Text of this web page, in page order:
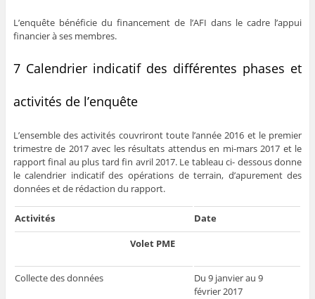
L’enquête bénéficie du financement de l’AFI dans le cadre l’appui
financier à ses membres.
7 Calendrier indicatif des différentes phases et
activités de l’enquête
L’ensemble des activités couvriront toute l’année 2016 et le premier
trimestre de 2017 avec les résultats attendus en mi-mars 2017 et le
rapport final au plus tard fin avril 2017. Le tableau ci- dessous donne
le calendrier indicatif des opérations de terrain, d’apurement des
données et de rédaction du rapport.
Activités
Date
Volet PME
Collecte des données
Du 9 janvier au 9
février 2017